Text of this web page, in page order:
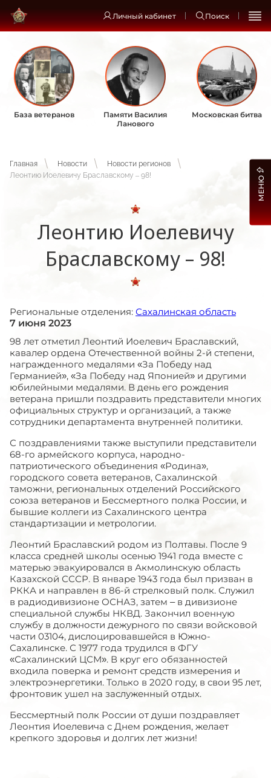
Личный кабинет Поиск
База ветеранов
Памяти Василия
Ланового
Московская битва
Главная Новости
Новости регионов
Леонтию Иоелевичу Браславскому – 98!
Леонтию Иоелевичу
Браславскому – 98!
Региональные отделения: Сахалинская область
7 июня 2023
98 лет отметил Леонтий Иоелевич Браславский,
кавалер ордена Отечественной войны 2-й степени,
награжденного медалями «За Победу над
Германией», «За Победу над Японией» и другими
юбилейными медалями. В день его рождения
ветерана пришли поздравить представители многих
официальных структур и организаций, а также
сотрудники департамента внутренней политики.
С поздравлениями также выступили представители
68-го армейского корпуса, народно-
патриотического объединения «Родина»,
городского совета ветеранов, Сахалинской
таможни, региональных отделений Российского
союза ветеранов и Бессмертного полка России, и
бывшие коллеги из Сахалинского центра
стандартизации и метрологии.
Леонтий Браславский родом из Полтавы. После 9
класса средней школы осенью 1941 года вместе с
матерью эвакуировался в Акмолинскую область
Казахской СССР. В январе 1943 года был призван в
РККА и направлен в 86-й стрелковый полк. Служил
в радиодивизионе ОСНАЗ, затем – в дивизионе
специальной службы НКВД. Закончил военную
службу в должности дежурного по связи войсковой
части 03104, дислоцировавшейся в Южно-
Сахалинске. С 1977 года трудился в ФГУ
«Сахалинский ЦСМ». В круг его обязанностей
входила поверка и ремонт средств измерения и
электроэнергетики. Только в 2020 году, в свои 95 лет,
фронтовик ушел на заслуженный отдых.
Бессмертный полк России от души поздравляет
Леонтия Иоелевича с Днем рождения, желает
крепкого здоровья и долгих лет жизни!
МЕНЮ